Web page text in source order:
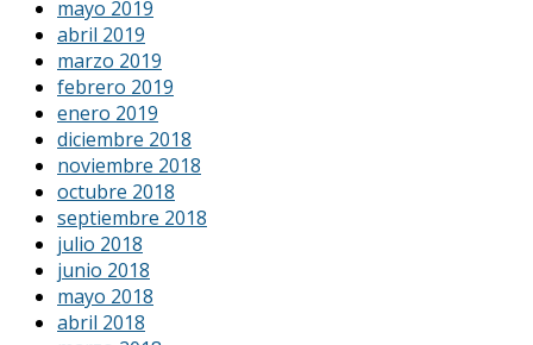
mayo 2019
abril 2019
marzo 2019
febrero 2019
enero 2019
diciembre 2018
noviembre 2018
octubre 2018
septiembre 2018
julio 2018
junio 2018
mayo 2018
abril 2018